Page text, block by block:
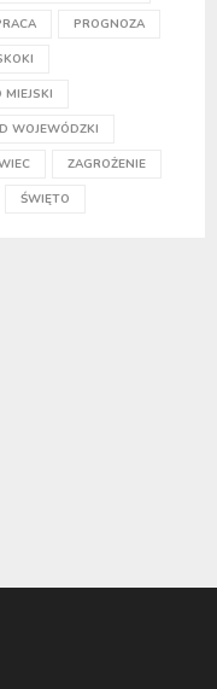
PROGNOZA
MIEJSKI
WOJEWÓDZKI
ZAGROŻENIE
ŚWIĘTO